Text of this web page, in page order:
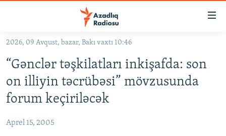
Əsas
qayıt
Əsas
naviqasiyaya
qayıt
keç
KORRUPSIOMETR
FƏRQƏ BAX
2026, 09 Avqust, bazar, Bakı vaxtı 10:46
“Gənclər təşkilatları inkişafda: son
on illiyin təcrübəsi” mövzusunda
forum keçiriləcək
Aprel 15, 2005